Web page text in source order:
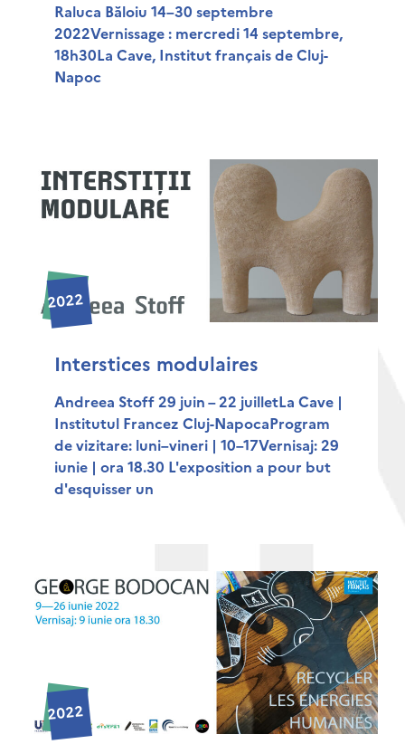
Raluca Băloiu 14–30 septembre
2022Vernissage : mercredi 14 septembre,
18h30La Cave, Institut français de Cluj-
Napoc
2022
Interstices modulaires
Andreea Stoff 29 juin – 22 juilletLa Cave |
Institutul Francez Cluj-NapocaProgram
de vizitare: luni–vineri | 10–17Vernisaj: 29
iunie | ora 18.30 L'exposition a pour but
d'esquisser un
2022